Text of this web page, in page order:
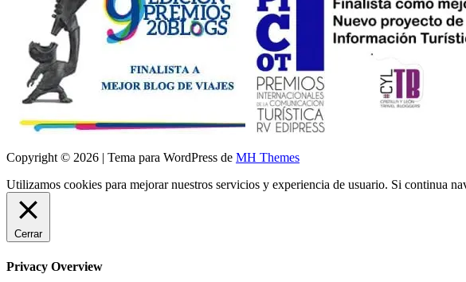
Copyright © 2026 | Tema para WordPress de MH Themes
Utilizamos cookies para mejorar nuestros servicios y experiencia de usuario. Si continua
Cerrar
Privacy Overview